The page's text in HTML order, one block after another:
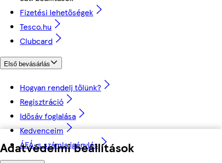
Adatvédelmi beállítások
Fizetési lehetőségek
Tesco.hu
Clubcard
Első bevásárlás
Hogyan rendelj tőlünk?
Regisztráció
Idősáv foglalása
Kedvenceim
ÁFÁ-s számla igénylés